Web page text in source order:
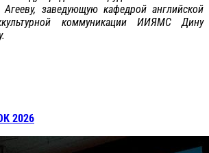
заведующую кафедрой английской
коммуникации ИИЯМС Дину
2026